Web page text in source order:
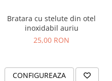
Bratara cu stelute din otel
inoxidabil auriu
25,00 RON
CONFIGUREAZA